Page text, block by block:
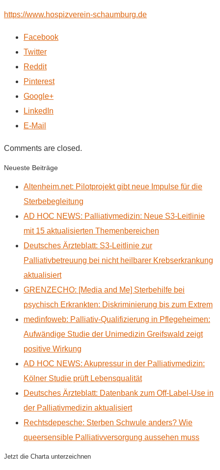
https://www.hospizverein-schaumburg.de
Facebook
Twitter
Reddit
Pinterest
Google+
LinkedIn
E-Mail
Comments are closed.
Neueste Beiträge
Altenheim.net: Pilotprojekt gibt neue Impulse für die
Sterbebegleitung
AD HOC NEWS: Palliativmedizin: Neue S3-Leitlinie
mit 15 aktualisierten Themenbereichen
Deutsches Ärzteblatt: S3-Leitlinie zur
Palliativbetreuung bei nicht heilbarer Krebserkrankung
aktualisiert
GRENZECHO: [Media and Me] Sterbehilfe bei
psychisch Erkrankten: Diskriminierung bis zum Extrem
medinfoweb: Palliativ-Qualifizierung in Pflegeheimen:
Aufwändige Studie der Unimedizin Greifswald zeigt
positive Wirkung
AD HOC NEWS: Akupressur in der Palliativmedizin:
Kölner Studie prüft Lebensqualität
Deutsches Ärzteblatt: Datenbank zum Off-Label-Use in
der Palliativmedizin aktualisiert
Rechtsdepesche: Sterben Schwule anders? Wie
queersensible Palliativversorgung aussehen muss
Jetzt die Charta unterzeichnen